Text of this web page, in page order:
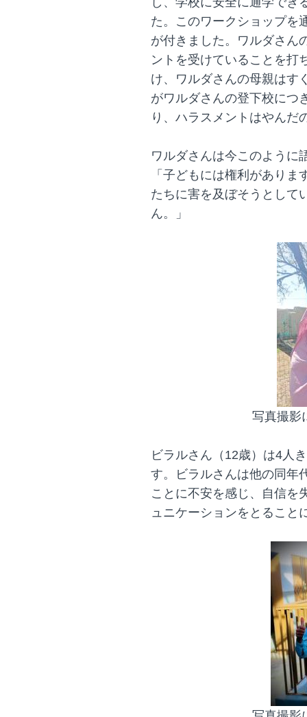
た。このワークショップを
が付きました。ワルダさん
ントを受けていることを打
け、ワルダさんの母親はす
がワルダさんの登下校につ
り、ハラスメントはやんだ
ワルダさんは今このように
「子どもには権利があり
たちに害を及ぼそうとして
ん。」
写真撮影
ビラルさん（12歳）は4人
す。ビラルさんは他の同年
ことに不安を感じ、自信を
ュニケーションをとること